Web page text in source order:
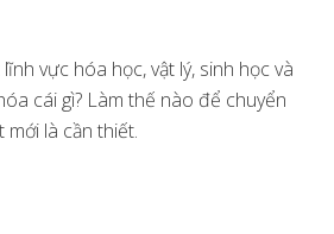
vực hóa học, vật lý, sinh học và
cái gì? Làm thế nào để chuyển
mới là cần thiết.